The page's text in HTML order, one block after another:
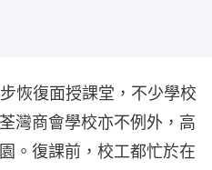
恢復面授課堂，不少學校
灣商會學校亦不例外，高
。復課前，校工都忙於在